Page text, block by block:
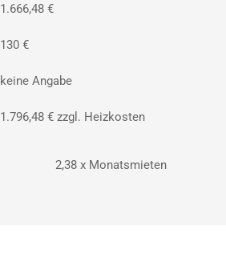
1.666,48 €
130 €
keine Angabe
1.796,48 € zzgl. Heizkosten
2,38 x Monatsmieten